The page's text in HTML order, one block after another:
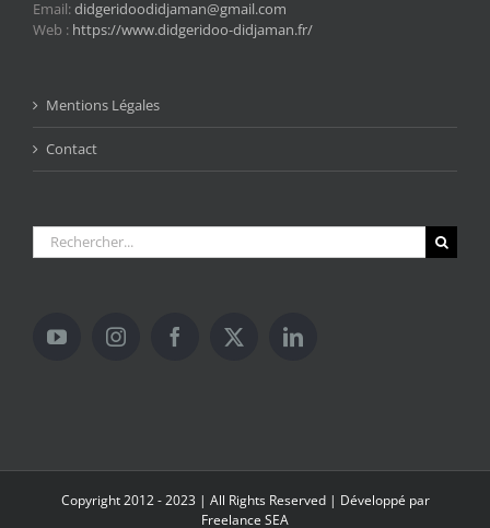
Email:didgeridoodidjaman@gmail.com
Web : https://www.didgeridoo-didjaman.fr/
Mentions Légales
Contact
Rechercher:
Copyright 2012 - 2023 | All Rights Reserved | Développé par
Freelance SEA